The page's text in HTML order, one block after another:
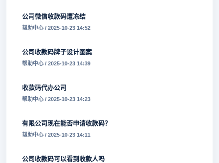
公司微信收款码遭冻结
帮助中心 / 2025-10-23 14:52
公司收款码牌子设计图案
帮助中心 / 2025-10-23 14:39
收款码代办公司
帮助中心 / 2025-10-23 14:23
有限公司现在能否申请收款码？
帮助中心 / 2025-10-23 14:11
公司收款码可以看到收款人吗